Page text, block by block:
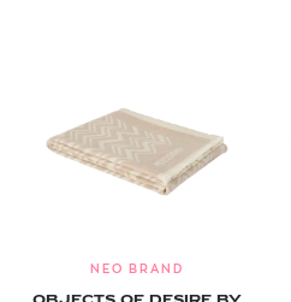
NEO BRAND